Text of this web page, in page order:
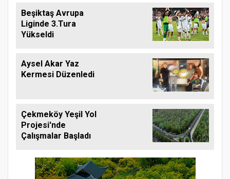
Beşiktaş Avrupa
Liginde 3.Tura
Yükseldi
Aysel Akar Yaz
Kermesi Düzenledi
Çekmeköy Yeşil Yol
Projesi'nde
Çalışmalar Başladı